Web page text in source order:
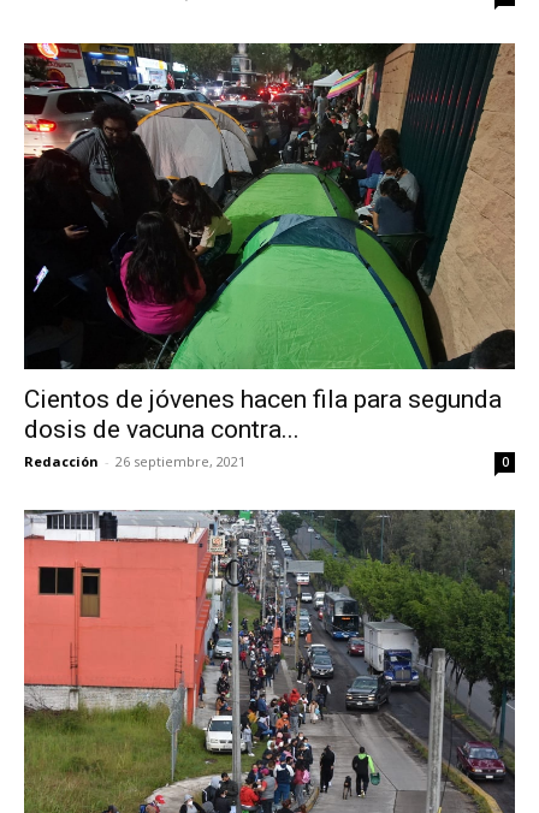
Cientos de jóvenes hacen fila para segunda
dosis de vacuna contra...
Redacción - 26 septiembre, 2021 0